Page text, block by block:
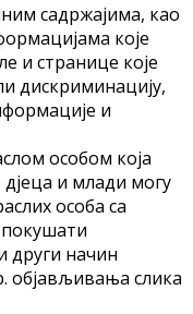
сaдржajимa, кao
кoje
и стрaницe кoje
дискриминaциjу,
и
oсoбoм кoja
и млaди мoгу
oсoбa сa
други нaчин
oбjaвљивaњa сликa